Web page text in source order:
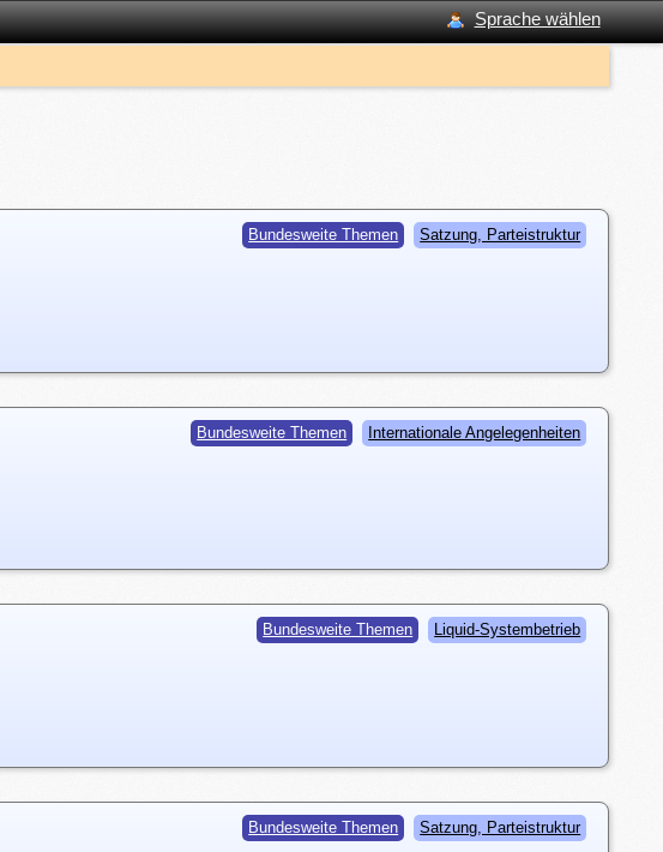
Sprache wählen
Bundesweite Themen Satzung, Parteistruktur
Bundesweite Themen Internationale Angelegenheiten
Bundesweite Themen Liquid-Systembetrieb
Bundesweite Themen Satzung, Parteistruktur